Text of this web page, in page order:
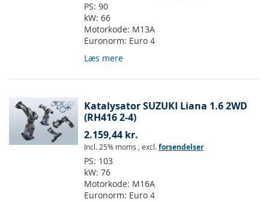
PS: 90
kW: 66
Motorkode: M13A
Euronorm: Euro 4
Læs mere
Katalysator SUZUKI Liana 1.6 2WD
(RH416 2-4)
2.159,44 kr.
Incl. 25% moms , excl.forsendelser
PS: 103
kW: 76
Motorkode: M16A
Euronorm: Euro 4